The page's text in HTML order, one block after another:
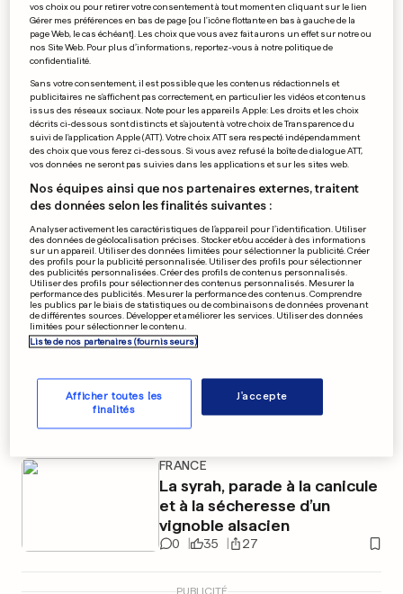
EN FRANCE
Un homme soupçonné d'avoir
tué le cambrioleur de la
maison voisine
83 1
SOLIDARITÉ EN FRANCE
aussi à la lutte contre les
incendies
184 16
FRANCE
La syrah, parade à la canicule
et à la sécheresse d’un
vignoble alsacien
0 35 27
PUBLICITÉ
vos choix ou pour retirer votre consentement à tout moment en cliquant sur le lien
Gérer mes préférences en bas de page [ou l'icône flottante en bas à gauche de la
page Web, le cas échéant]. Les choix que vous avez fait aurons un effet sur notre ou
nos Site Web. Pour plus d’informations, reportez-vous à notre politique de
confidentialité.
Sans votre consentement, il est possible que les contenus rédactionnels et
publicitaires ne s'affichent pas correctement, en particulier les vidéos et contenus
issus des réseaux sociaux. Note pour les appareils Apple: Les droits et les choix
décrits ci-dessous sont distincts et s'ajoutent à votre choix de Transparence du
suivi de l'application Apple (ATT). Votre choix ATT sera respecté indépendamment
des choix que vous ferez ci-dessous. Si vous avez refusé la boîte de dialogue ATT,
vos données ne seront pas suivies dans les applications et sur les sites web.
Nos équipes ainsi que nos partenaires externes, traitent
des données selon les finalités suivantes :
Analyser activement les caractéristiques de l’appareil pour l’identification. Utiliser
des données de géolocalisation précises. Stocker et/ou accéder à des informations
sur un appareil. Utiliser des données limitées pour sélectionner la publicité. Créer
des profils pour la publicité personnalisée. Utiliser des profils pour sélectionner
des publicités personnalisées. Créer des profils de contenus personnalisés.
Utiliser des profils pour sélectionner des contenus personnalisés. Mesurer la
performance des publicités. Mesurer la performance des contenus. Comprendre
les publics par le biais de statistiques ou de combinaisons de données provenant
de différentes sources. Développer et améliorer les services. Utiliser des données
limitées pour sélectionner le contenu.
Liste de nos partenaires (fournisseurs)
Afficher toutes les
finalités
J'accepte